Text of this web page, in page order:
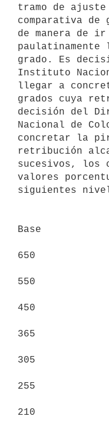
tramo de
comparativa de
de manera de
grado. Es
Instituto
llegar a
grados cuya
decisión del
Nacional de
concretar la
retribución
sucesivos, los
valores
siguientes
Base
650
550
450
365
305
255
210